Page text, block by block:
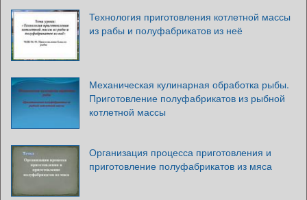
Технология приготовления котлетной массы
из рабы и полуфабрикатов из неё
Механическая кулинарная обработка рыбы.
Приготовление полуфабрикатов из рыбной
котлетной массы
Организация процесса приготовления и
приготовление полуфабрикатов из мяса